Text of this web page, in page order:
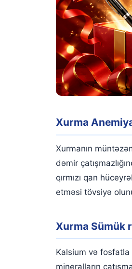
Xurma
Xurmanın
dəmir
qırmızı qan
etməsi tövsiyə
Xurma Sümük
Kalsium və
mineralların